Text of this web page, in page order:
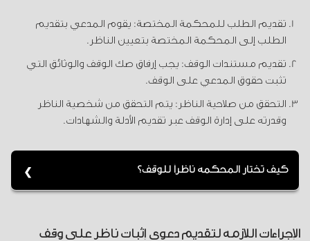
تقديم الطلب للمحكمة المختصة: يقوم المدعي بتقديم
الطلب إلى المحكمة المختصة بتعيين الناظر.
تقديم مستندات الوقف: يجب إرفاق صك الوقف والوثائق التي
تثبت حقوق المدعي على الوقف.
التحقق من صلاحية الناظر: يتم التحقق من شخصية الناظر
وقدرته على إدارة الوقف عبر تقديم الأدلة والشهادات.
كيف تختار المحكمة ناظراً للوقف؟
الإجراءات اللازمة لتقديم دعوى إثبات ناظر على وقف